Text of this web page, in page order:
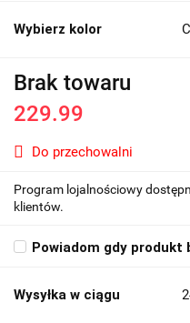
Wybierz kolor
Brak towaru
229.99
Do przechowalni
Program lojalnościowy
klientów.
Powiadom gdy produkt
Wysyłka w ciągu